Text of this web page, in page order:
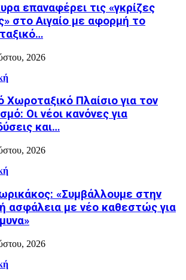
επαναφέρει τις «γκρίζες
στο Αιγαίο με αφορμή το
2026
Χωροταξικό Πλαίσιο για τον
Οι νέοι κανόνες για
και…
2026
«Συμβάλλουμε στην
ασφάλεια με νέο καθεστώς για
2026